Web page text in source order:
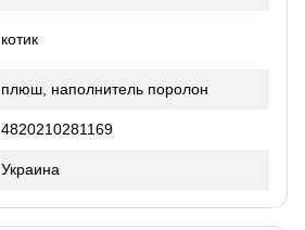
котик
плюш, наполнитель поролон
4820210281169
Украина